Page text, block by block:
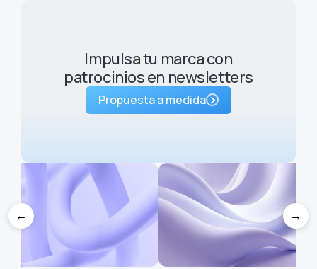
Impulsa tu marca con
patrocinios en newsletters
Propuesta a medida
← →